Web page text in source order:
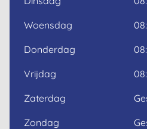
Woensdag
Donderdag
Vrijdag
Zaterdag
Zondag